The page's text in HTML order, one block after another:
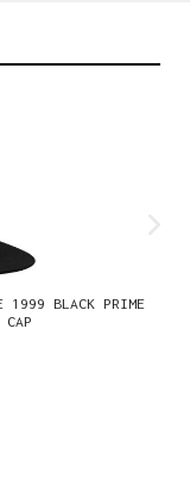
1999 BLACK PRIME